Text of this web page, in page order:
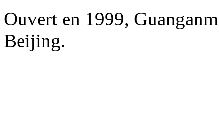
Ouvert en 1999,
Beijing.